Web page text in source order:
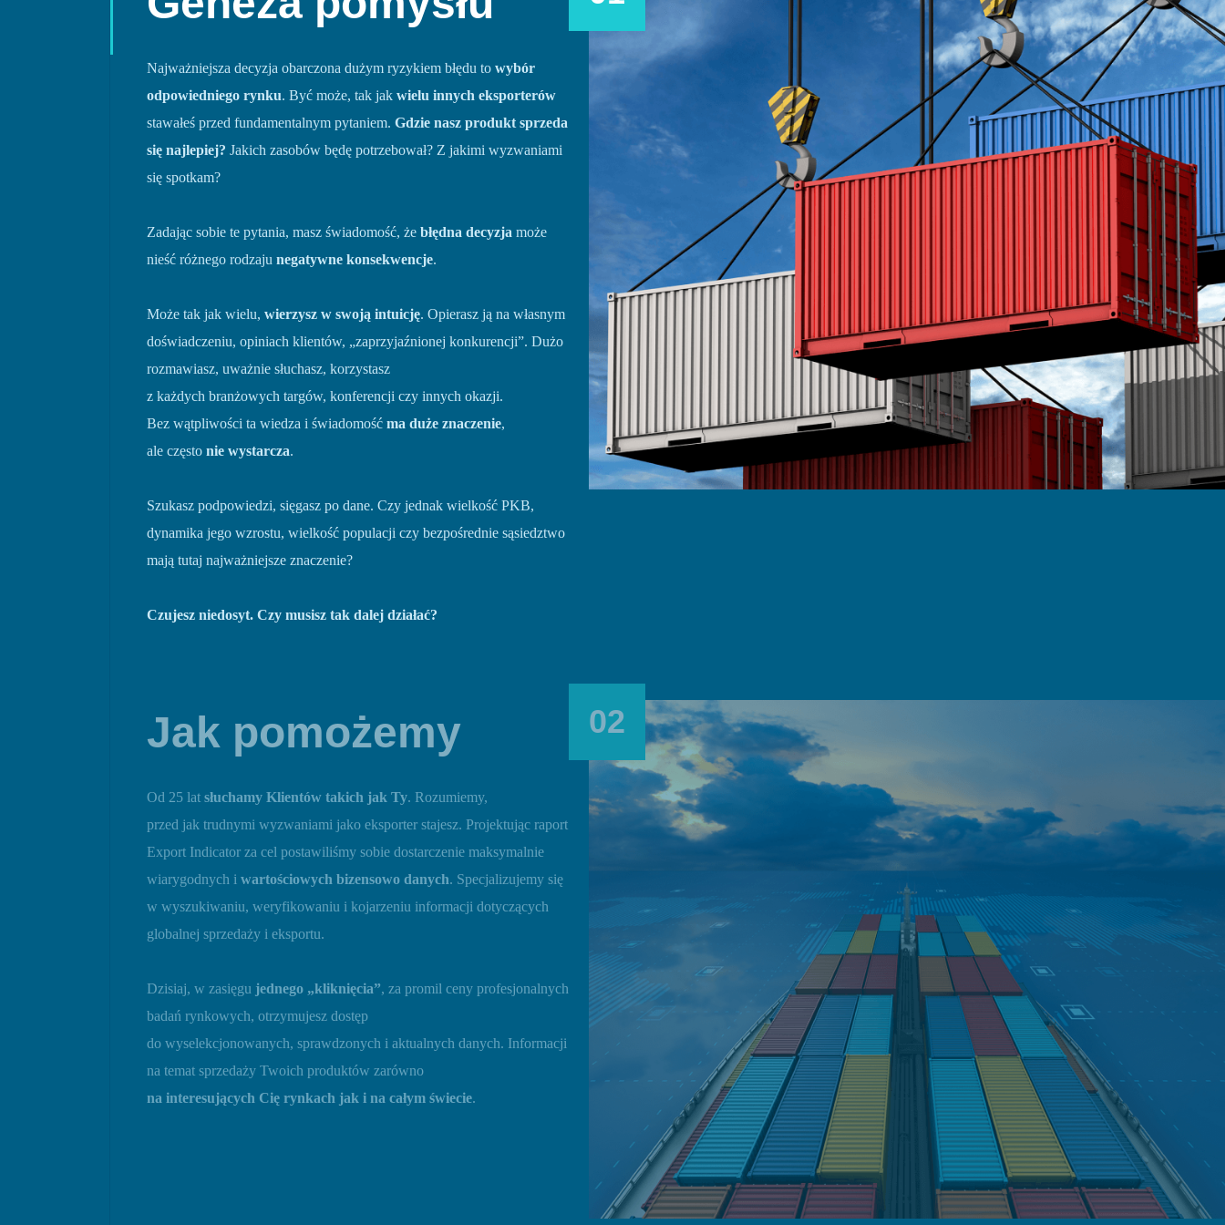
Najważniejsza decyzja obarczona dużym ryzykiem błędu to wybór
odpowiedniego rynku. Być może, tak jak wielu innych eksporterów
stawałeś przed fundamentalnym pytaniem. Gdzie nasz produkt sprzeda
się najlepiej? Jakich zasobów będę potrzebował? Z jakimi wyzwaniami
się spotkam?
Zadając sobie te pytania, masz świadomość, że błędna decyzja może
nieść różnego rodzaju negatywne konsekwencje.
Może tak jak wielu, wierzysz w swoją intuicję. Opierasz ją na własnym
doświadczeniu, opiniach klientów, „zaprzyjaźnionej konkurencji”. Dużo
rozmawiasz, uważnie słuchasz, korzystasz
z każdych branżowych targów, konferencji czy innych okazji.
Bez wątpliwości ta wiedza i świadomość ma duże znaczenie,
ale często nie wystarcza.
Szukasz podpowiedzi, sięgasz po dane. Czy jednak wielkość PKB,
dynamika jego wzrostu, wielkość populacji czy bezpośrednie sąsiedztwo
mają tutaj najważniejsze znaczenie?
Czujesz niedosyt. Czy musisz tak dalej działać?
02
Jak pomożemy
Od 25 lat słuchamy Klientów takich jak Ty. Rozumiemy,
przed jak trudnymi wyzwaniami jako eksporter stajesz. Projektując raport
Export Indicator za cel postawiliśmy sobie dostarczenie maksymalnie
wiarygodnych i wartościowych bizensowo danych. Specjalizujemy się
w wyszukiwaniu, weryfikowaniu i kojarzeniu informacji dotyczących
globalnej sprzedaży i eksportu.
Dzisiaj, w zasięgu jednego „kliknięcia”, za promil ceny profesjonalnych
badań rynkowych, otrzymujesz dostęp
do wyselekcjonowanych, sprawdzonych i aktualnych danych. Informacji
na temat sprzedaży Twoich produktów zarówno
na interesujących Cię rynkach jak i na całym świecie.